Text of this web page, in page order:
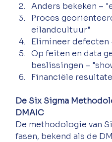
Anders bekeken –
Proces
eilandcultuur"
Elimineer defecten
Op feiten en data
beslissingen –
Financiële
De Six Sigma
DMAIC
De methodologie van
fasen, bekend als de